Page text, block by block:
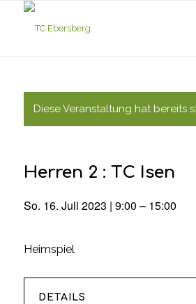
Diese Veranstaltung hat bereits
Herren 2 : TC Isen
So. 16. Juli 2023 | 9:00 – 15:00
Heimspiel
DETAILS